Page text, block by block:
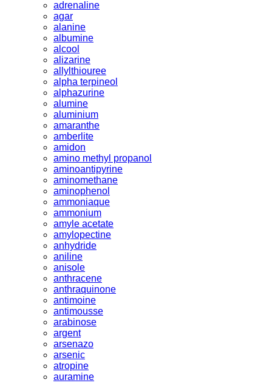
adrenaline
agar
alanine
albumine
alcool
alizarine
allylthiouree
alpha terpineol
alphazurine
alumine
aluminium
amaranthe
amberlite
amidon
amino methyl propanol
aminoantipyrine
aminomethane
aminophenol
ammoniaque
ammonium
amyle acetate
amylopectine
anhydride
aniline
anisole
anthracene
anthraquinone
antimoine
antimousse
arabinose
argent
arsenazo
arsenic
atropine
auramine